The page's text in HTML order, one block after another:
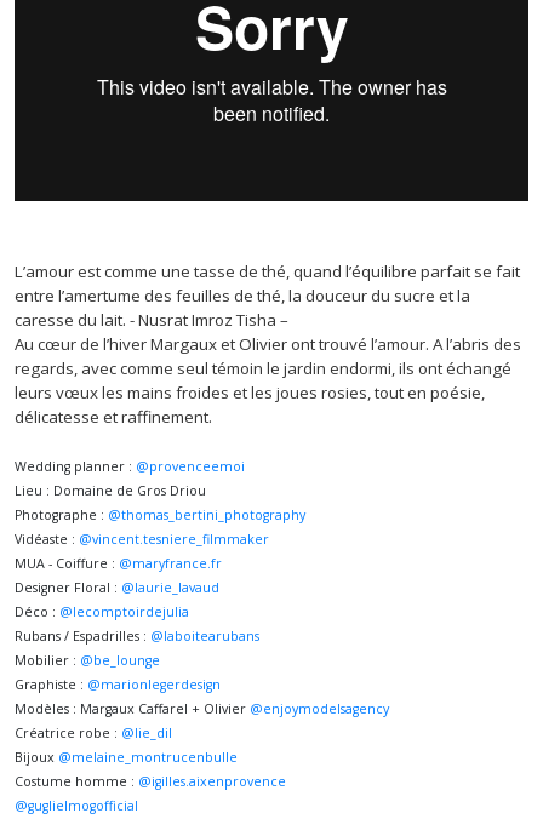
L’amour est comme une tasse de thé, quand l’équilibre parfait se fait
entre l’amertume des feuilles de thé, la douceur du sucre et la
caresse du lait. - Nusrat Imroz Tisha –
Au cœur de l’hiver Margaux et Olivier ont trouvé l’amour. A l’abris des
regards, avec comme seul témoin le jardin endormi, ils ont échangé
leurs vœux les mains froides et les joues rosies, tout en poésie,
délicatesse et raffinement.
Wedding planner : @provenceemoi
Lieu : Domaine de Gros Driou⠀⠀⠀⠀⠀⠀⠀⠀⠀
Photographe : @thomas_bertini_photography⠀⠀⠀⠀⠀⠀⠀⠀⠀
Vidéaste : @vincent.tesniere_filmmaker
MUA - Coiffure : @maryfrance.fr
Designer Floral : @laurie_lavaud
Déco : @lecomptoirdejulia
Rubans / Espadrilles : @laboitearubans
Mobilier : @be_lounge
Graphiste : @marionlegerdesign
Modèles : Margaux Caffarel + Olivier @enjoymodelsagency⠀⠀⠀⠀⠀⠀⠀⠀⠀
Créatrice robe : @lie_dil
Bijoux @melaine_montrucenbulle
Costume homme : @igilles.aixenprovence
@guglielmogofficial